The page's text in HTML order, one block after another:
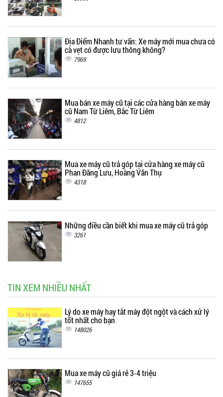
Địa Điểm Nhanh tư vấn: Xe máy mới mua chưa có
cà vẹt có được lưu thông không?
7969
Mua bán xe máy cũ tại các cửa hàng bán xe máy
cũ Nam Từ Liêm, Bắc Từ Liêm
4812
Mua xe máy cũ trả góp tại cửa hàng xe máy cũ
Phan Đăng Lưu, Hoàng Văn Thụ
4318
Những điều cần biết khi mua xe máy cũ trả góp
3261
TIN XEM NHIỀU NHẤT
Lý do xe máy hay tắt máy đột ngột và cách xử lý
tốt nhất cho bạn
148026
Mua xe máy cũ giá rẻ 3-4 triệu
147655